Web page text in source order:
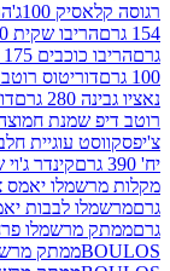
הריבו בלוני לבבות
160 גרם דובי צבעוני
175 גרם
ריטר לבן
רוטב דיפ סלסה חריף
דוריטוס רוטב
חמוצה ושום 280 גרם
עוגיית חלבון חמאת
קינדר ג'וי שלישייה 60 גרם
צבעוני 18 יח' 270 גרם
יאמס 160 גרם